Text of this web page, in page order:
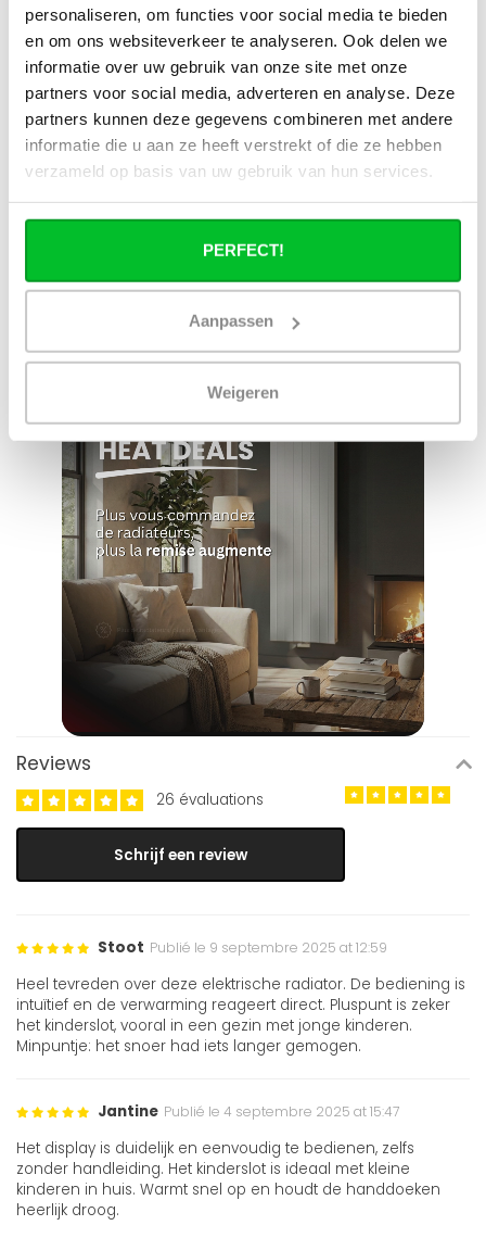
personaliseren, om functies voor social media te bieden
en om ons websiteverkeer te analyseren. Ook delen we
informatie over uw gebruik van onze site met onze
partners voor social media, adverteren en analyse. Deze
partners kunnen deze gegevens combineren met andere
informatie die u aan ze heeft verstrekt of die ze hebben
verzameld op basis van uw gebruik van hun services.
PERFECT!
Aanpassen
Weigeren
toutes vos questions.
Envoyer un message
Large éventail
Livraison à partir de
notre propre stock
Délai de réflexion de 14
jours
Pas bon = remboursé
Nous sommes ouverts 6
jours par semaine.
Pays-Bas et en Belgique
Geen onverwachte
kosten achteraf
Reviews
26 évaluations
Schrijf een review
Stoot Publié le 9 septembre 2025 at 12:59
Heel tevreden over deze elektrische radiator. De bediening is
intuïtief en de verwarming reageert direct. Pluspunt is zeker
het kinderslot, vooral in een gezin met jonge kinderen.
Minpuntje: het snoer had iets langer gemogen.
Jantine Publié le 4 septembre 2025 at 15:47
Het display is duidelijk en eenvoudig te bedienen, zelfs
zonder handleiding. Het kinderslot is ideaal met kleine
kinderen in huis. Warmt snel op en houdt de handdoeken
heerlijk droog.